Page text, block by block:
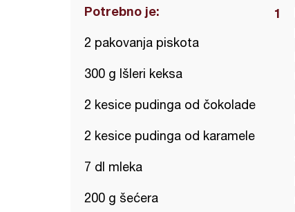
Potrebno je:
2 pakovanja piskota
300 g Išleri keksa
2 kesice pudinga od čokolade
2 kesice pudinga od karamele
7 dl mleka
200 g šećera